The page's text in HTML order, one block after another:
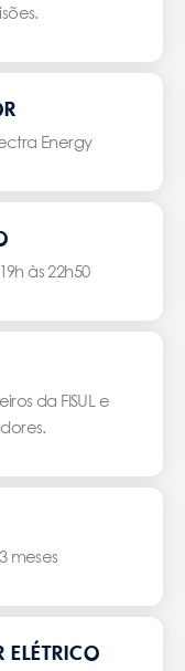
Energy
às 22h50
da FISUL e
meses